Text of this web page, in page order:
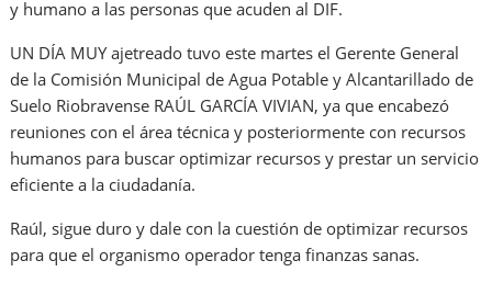
y humano a las personas que acuden al DIF.
UN DÍA MUY ajetreado tuvo este martes el Gerente General
de la Comisión Municipal de Agua Potable y Alcantarillado de
Suelo Riobravense RAÚL GARCÍA VIVIAN, ya que encabezó
reuniones con el área técnica y posteriormente con recursos
humanos para buscar optimizar recursos y prestar un servicio
eficiente a la ciudadanía.
Raúl, sigue duro y dale con la cuestión de optimizar recursos
para que el organismo operador tenga finanzas sanas.